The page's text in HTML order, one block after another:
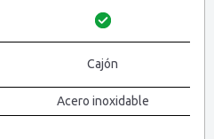
Cajón
Acero inoxidable